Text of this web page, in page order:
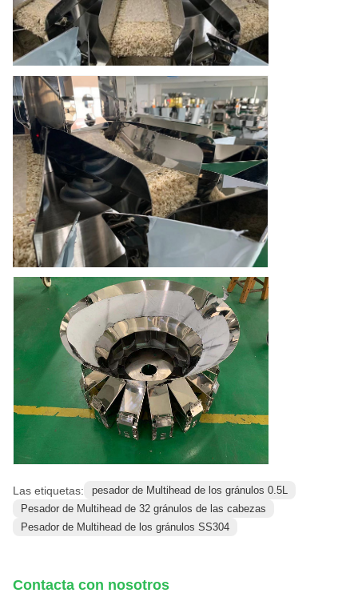
Las etiquetas:
pesador de Multihead de los gránulos 0.5L
Pesador de Multihead de 32 gránulos de las cabezas
Pesador de Multihead de los gránulos SS304
Contacta con nosotros